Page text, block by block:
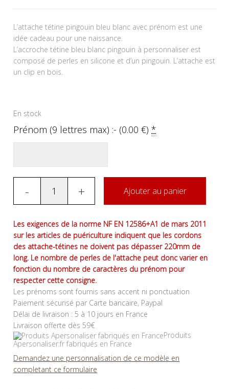
L’attache tétine pingouin bleu blanc avec prénom est une
idée cadeau pour une naissance.
L’accroche tétine bleu blanc pingouin à personnaliser est
composé de perles en silicone et d’un pingouin. L’attache est
un clip en bois.
En stock
Prénom (9 lettres max) :- (0.00€)*
- + Ajouter au panier
Les exigences de la norme NF EN 12586+A1 de mars 2011
sur les articles de puériculture indiquent que les cordons
des attache-tétines ne doivent pas dépasser 220mm de
long. Le nombre de perles de l'attache peut donc varier en
fonction du nombre de caractères du prénom pour
respecter cette consigne.
Les prénoms sont fournis sans accent ni ponctuation
Paiement sécurisé par Carte bancaire, Paypal
Délai de livraison : 5 à 10 jours en France
Livraison offerte dès 59€
Produits
Apersonaliser.fr fabriqués en France
Demandez une personnalisation de ce modèle en
completant ce formulaire